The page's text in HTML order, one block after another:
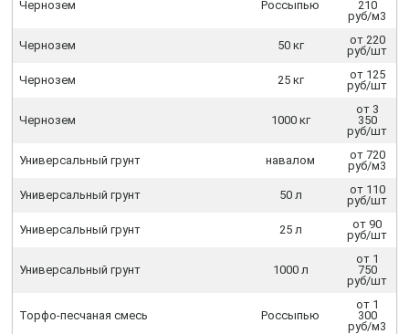
Чернозем Россыпью
210
руб/м3
Чернозем 50 кг
от 220
руб/шт
Чернозем 25 кг
от 125
руб/шт
Чернозем 1000 кг
от 3
350
руб/шт
Универсальный грунт навалом
от 720
руб/м3
Универсальный грунт 50 л
от 110
руб/шт
Универсальный грунт 25 л
от 90
руб/шт
Универсальный грунт 1000 л
от 1
750
руб/шт
Торфо-песчаная смесь Россыпью
от 1
300
руб/м3